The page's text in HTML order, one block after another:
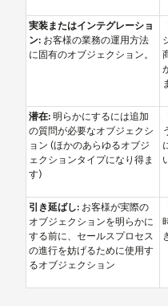
実装またはインテグレーショ
ン: お客様の業務の運用方法
に固有のオブジェクション。
潜在:明らかにするには追加
の質問が必要なオブジェクシ
ョン (ほかのあらゆるオブジ
ェクションタイプになり得ま
す)
引き延ばし: お客様が実際の
オブジェクションを明らかに
する前に、セールスプロセス
の進行を妨げるために使用す
るオブジェクション